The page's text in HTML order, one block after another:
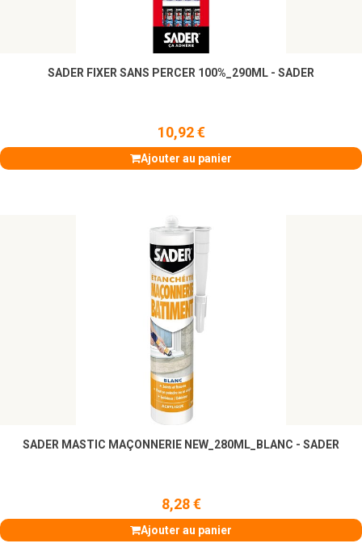
SADER FIXER SANS PERCER 100%_290ML - SADER
10,92 €
Ajouter au panier
SADER MASTIC MAÇONNERIE NEW_280ML_BLANC - SADER
8,28 €
Ajouter au panier